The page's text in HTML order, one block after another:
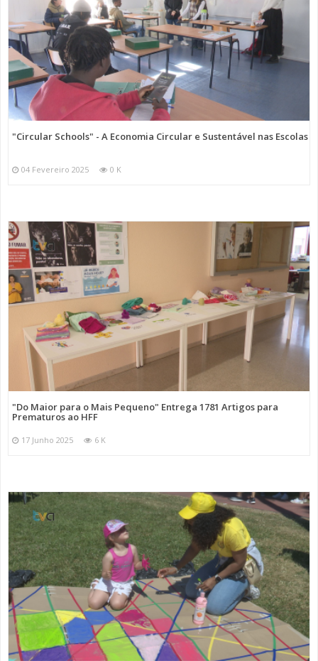
"Circular Schools" - A Economia Circular e Sustentável nas Escolas
04 Fevereiro 2025 0 K
"Do Maior para o Mais Pequeno" Entrega 1781 Artigos para
Prematuros ao HFF
17 Junho 2025 6 K